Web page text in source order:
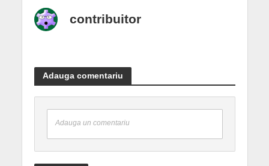
contribuitor
Adauga comentariu
Adauga un comentariu